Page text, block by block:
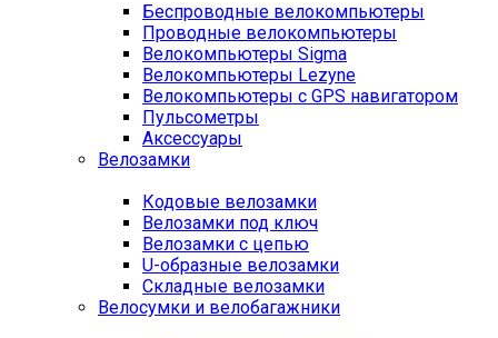
Беспроводные велокомпьютеры
Проводные велокомпьютеры
Велокомпьютеры Sigma
Велокомпьютеры Lezyne
Велокомпьютеры с GPS навигатором
Пульсометры
Аксессуары
Велозамки
Кодовые велозамки
Велозамки под ключ
Велозамки с цепью
U-образные велозамки
Складные велозамки
Велосумки и велобагажники